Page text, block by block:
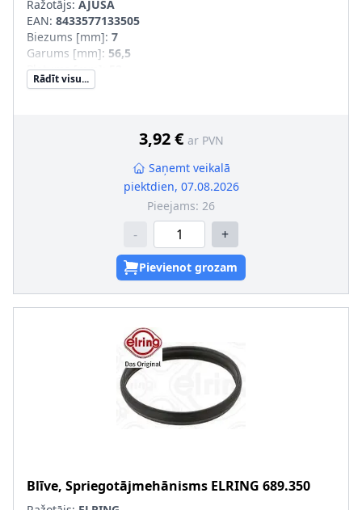
Ražotājs: AJUSA
EAN: 8433577133505
Biezums [mm]: 7
Garums [mm]: 56,5
Platums [mm]
Rādīt visu...
3,92 € ar PVN
Saņemt veikalā
piektdien, 07.08.2026
Pieejams: 26
- +
Pievienot grozam
Blīve, Spriegotājmehānisms ELRING 689.350